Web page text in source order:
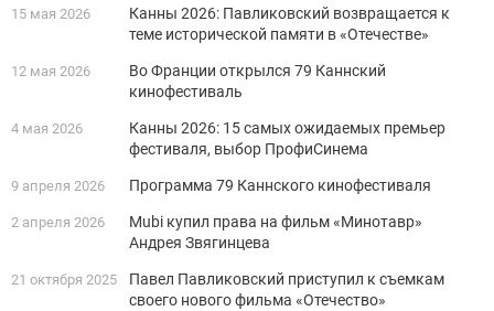
15 мая 2026
Канны 2026: Павликовский возвращается к
теме исторической памяти в «Отечестве»
12 мая 2026
Во Франции открылся 79 Каннский
кинофестиваль
4 мая 2026
Канны 2026: 15 самых ожидаемых премьер
фестиваля, выбор ПрофиСинема
9 апреля 2026 Программа 79 Каннского кинофестиваля
2 апреля 2026
Mubi купил права на фильм «Минотавр»
Андрея Звягинцева
21 октября 2025
Павел Павликовский приступил к съемкам
своего нового фильма «Отечество»